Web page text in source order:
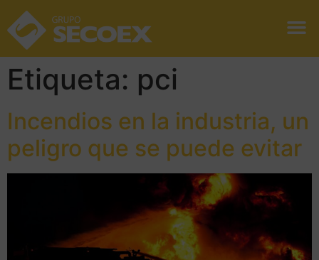
Etiqueta: pci
Incendios en la industria, un
peligro que se puede evitar